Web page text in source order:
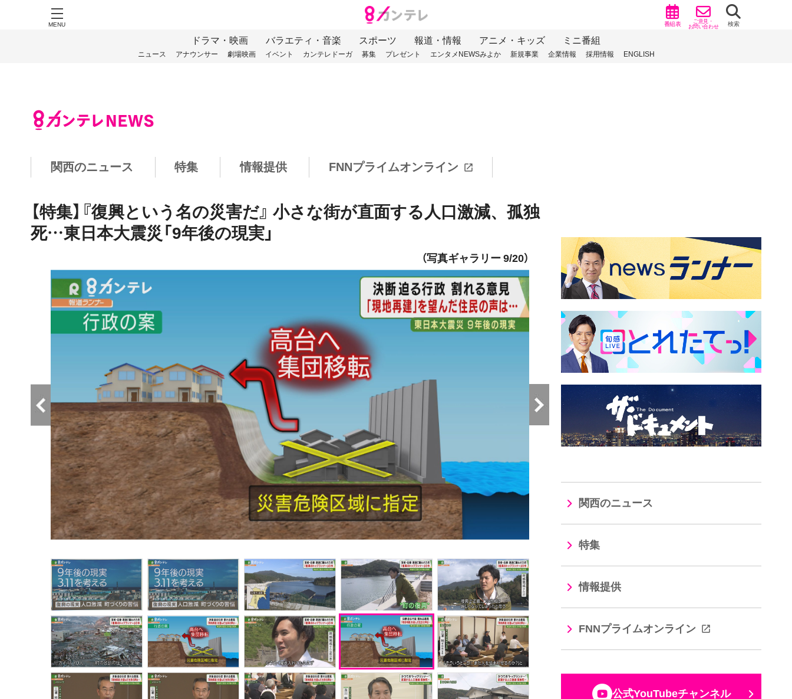
MENU 番組表 ご意見・
お問い合わせ 検索
ドラマ・映画 バラエティ・音楽 スポーツ 報道・情報 アニメ・キッズ ミニ番組
ニュース アナウンサー 劇場映画 イベント カンテレドーガ 募集 プレゼント エンタメNEWSみよか 新規事業 企業情報 採用情報 ENGLISH
関西のニュース 特集 情報提供 FNNプライムオンライン
【特集】『復興という名の災害だ』 小さな街が直面する人口激減、孤独
死…東日本大震災「9年後の現実」
（写真ギャラリー 9/20）
関西のニュース
特集
情報提供
FNNプライムオンライン
公式YouTubeチャンネル